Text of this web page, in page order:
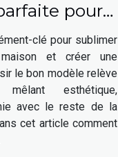
pour
de votre
?
clé pour sublimer
et créer une
le bon modèle relève
esthétique,
avec le reste de la
cet article comment